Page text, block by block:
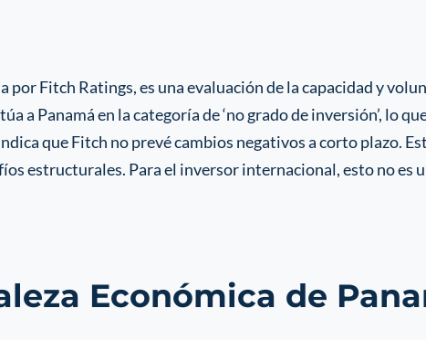
Fitch Ratings, es una evaluación de la capacidad y
a Panamá en la categoría de ‘no grado de inversión’, lo
que Fitch no prevé cambios negativos a corto plazo.
estructurales. Para el inversor internacional, esto no es
Económica de